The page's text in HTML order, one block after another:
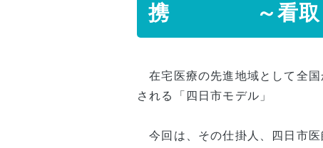
携 ～看取り
在宅医療の先進地域として全国
される「四日市モデル」
今回は、その仕掛人、四日市